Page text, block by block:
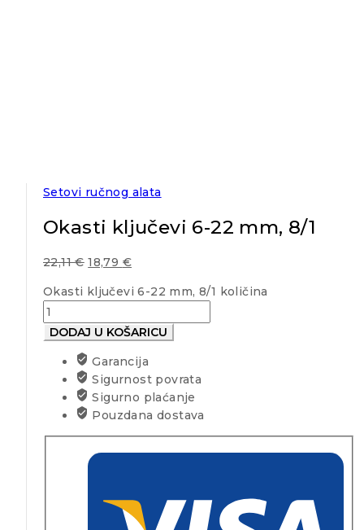
Setovi ručnog alata
Okasti ključevi 6-22 mm, 8/1
22,11€ 18,79 €
Okasti ključevi 6-22 mm, 8/1 količina
DODAJ U KOŠARICU
Garancija
Sigurnost povrata
Sigurno plaćanje
Pouzdana dostava